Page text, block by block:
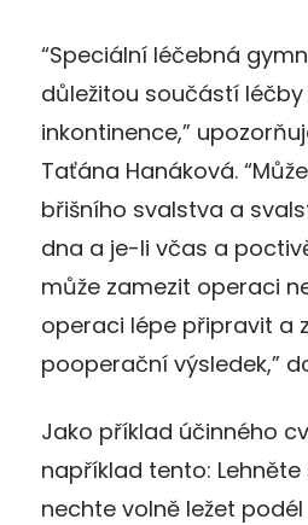
“Speciální léčebná
důležitou součástí
inkontinence,”
Taťána Hanáková.
břišního svalstva a
dna a je-li včas a
může zamezit operaci
operaci lépe připravit a
pooperační výsledek,”
Jako příklad účinného
například tento:
nechte volně ležet